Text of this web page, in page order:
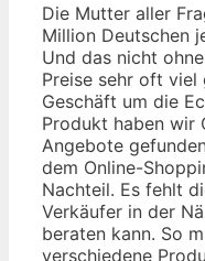
Die Mutter aller
Million Deutschen
Und das nicht
Preise sehr oft viel
Geschäft um die
Produkt haben wir
Angebote
dem Online-
Nachteil. Es fehlt
Verkäufer in der
beraten kann. So
verschiedene